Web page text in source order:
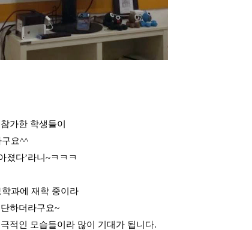
참가한 학생들이
요^^
졌다’라니 ~ㅋㅋㅋ
과에 재학 중이라
하더라구요~
적인 모습들이라 많이 기대가 됩니다.